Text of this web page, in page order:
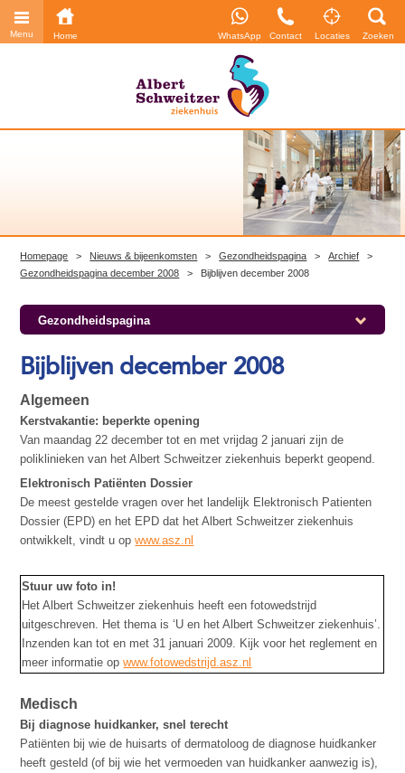
Menu Home WhatsApp Contact Locaties Zoeken
Homepage > Nieuws & bijeenkomsten > Gezondheidspagina > Archief
>
Gezondheidspagina december 2008
> Bijblijven december 2008
Gezondheidspagina
Bijblijven december 2008
Algemeen
Kerstvakantie: beperkte opening
Van maandag 22 december tot en met vrijdag 2 januari zijn de
poliklinieken van het Albert Schweitzer ziekenhuis beperkt geopend.
Elektronisch Patiënten Dossier
De meest gestelde vragen over het landelijk Elektronisch Patienten
Dossier (EPD) en het EPD dat het Albert Schweitzer ziekenhuis
ontwikkelt, vindt u opwww.asz.nl
Stuur uw foto in!
Het Albert Schweitzer ziekenhuis heeft een fotowedstrijd
uitgeschreven. Het thema is ‘U en het Albert Schweitzer ziekenhuis’.
Inzenden kan tot en met 31 januari 2009. Kijk voor het reglement en
meer informatie opwww.fotowedstrijd.asz.nl
Medisch
Bij diagnose huidkanker, snel terecht
Patiënten bij wie de huisarts of dermatoloog de diagnose huidkanker
heeft gesteld (of bij wie het vermoeden van huidkanker aanwezig is),